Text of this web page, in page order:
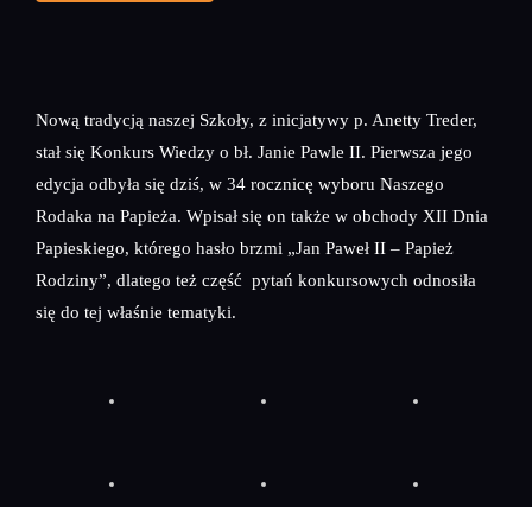
Nową tradycją naszej Szkoły, z inicjatywy p. Anetty Treder,
stał się Konkurs Wiedzy o bł. Janie Pawle II. Pierwsza jego
edycja odbyła się dziś, w 34 rocznicę wyboru Naszego
Rodaka na Papieża. Wpisał się on także w obchody XII Dnia
Papieskiego, którego hasło brzmi „Jan Paweł II – Papież
Rodziny”, dlatego też część pytań konkursowych odnosiła
się do tej właśnie tematyki.